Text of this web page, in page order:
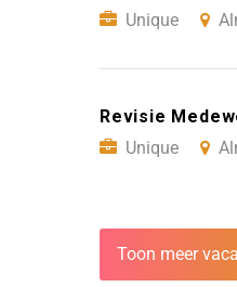
Unique
Revisie
Unique
Toon meer